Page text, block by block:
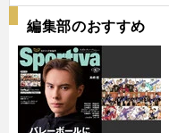
編集部のおすすめ